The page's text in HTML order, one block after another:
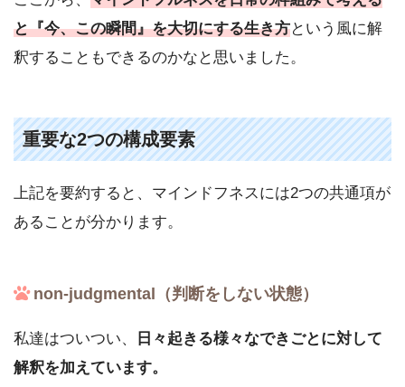
と『今、この瞬間』を大切にする生き方という風に解
釈することもできるのかなと思いました。
重要な2つの構成要素
上記を要約すると、マインドフネスには2つの共通項が
あることが分かります。
non-judgmental（判断をしない状態）
私達はついつい、
日々起きる様々なできごとに対して
解釈を加えています。